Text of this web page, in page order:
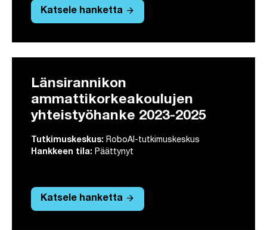
Katsele hanketta arrow_forward
Länsirannikon
ammattikorkeakoulujen
yhteistyöhanke 2023-2025
Tutkimuskeskus: RoboAI-tutkimuskeskus
Hankkeen tila: Päättynyt
Katsele hanketta arrow_forward